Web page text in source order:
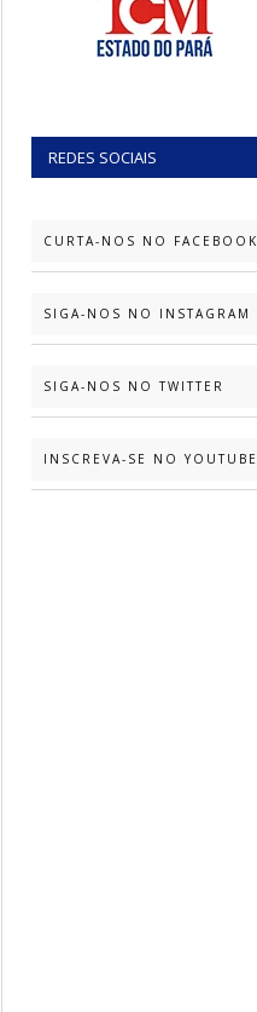
REDES SOCIAIS
CURTA-NOS NO FACEBOOK
SIGA-NOS NO INSTAGRAM
SIGA-NOS NO TWITTER
INSCREVA-SE NO YOUTUBE